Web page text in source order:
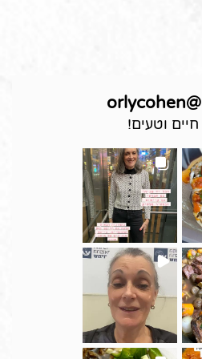
@
orlycohen
חיים וטעים!